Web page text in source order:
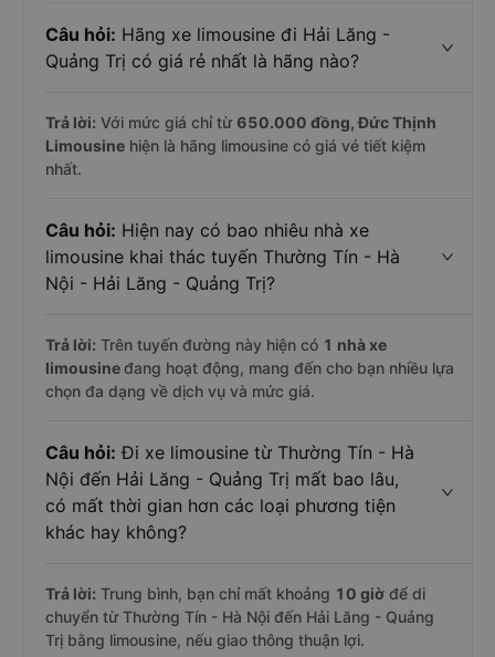
Câu hỏi: Hãng xe limousine đi Hải Lăng -
Quảng Trị có giá rẻ nhất là hãng nào?
Trả lời: Với mức giá chỉ từ 650.000 đồng, Đức Thịnh
Limousine hiện là hãng limousine có giá vé tiết kiệm
nhất.
Câu hỏi: Hiện nay có bao nhiêu nhà xe
limousine khai thác tuyến Thường Tín - Hà
Nội - Hải Lăng - Quảng Trị?
Trả lời: Trên tuyến đường này hiện có 1 nhà xe
limousineđang hoạt động, mang đến cho bạn nhiều lựa
chọn đa dạng về dịch vụ và mức giá.
Câu hỏi: Đi xe limousine từ Thường Tín - Hà
Nội đến Hải Lăng - Quảng Trị mất bao lâu,
có mất thời gian hơn các loại phương tiện
khác hay không?
Trả lời: Trung bình, bạn chỉ mất khoảng 10 giờ để di
chuyển từ Thường Tín - Hà Nội đến Hải Lăng - Quảng
Trị bằng limousine, nếu giao thông thuận lợi.